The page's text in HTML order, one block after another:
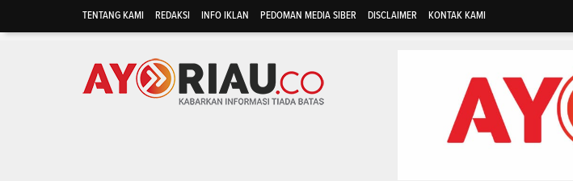
TENTANG KAMI REDAKSI INFO IKLAN PEDOMAN MEDIA SIBER DISCLAIMER KONTAK KAMI